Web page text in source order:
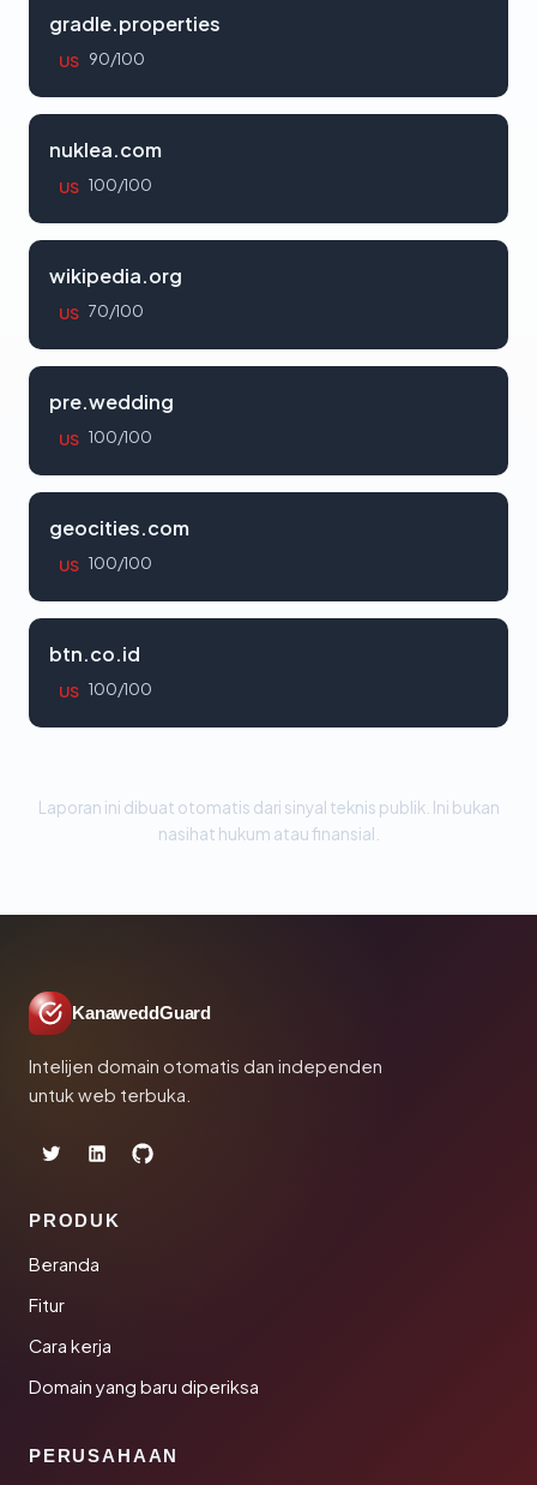
gradle.properties
US 90/100
nuklea.com
US 100/100
wikipedia.org
US 70/100
pre.wedding
US 100/100
geocities.com
US 100/100
btn.co.id
US 100/100
Laporan ini dibuat otomatis dari sinyal teknis publik. Ini bukan
nasihat hukum atau finansial.
KanaweddGuard
Intelijen domain otomatis dan independen
untuk web terbuka.
PRODUK
Beranda
Fitur
Cara kerja
Domain yang baru diperiksa
PERUSAHAAN